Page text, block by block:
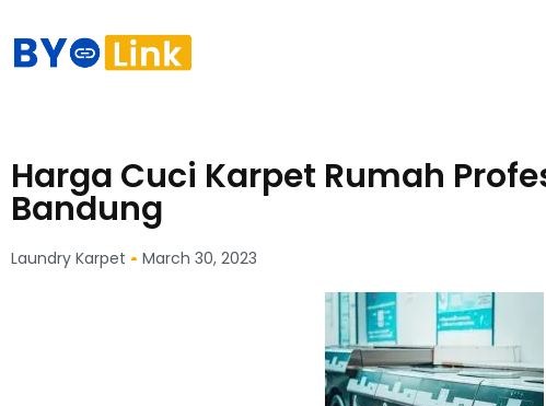
Harga Cuci Karpet Rumah
Bandung
Laundry Karpet March 30, 2023